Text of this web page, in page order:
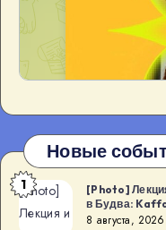
Новые
[Photo]
Лекция и
1
[Photo]
в Будва:
8 августа, 2026